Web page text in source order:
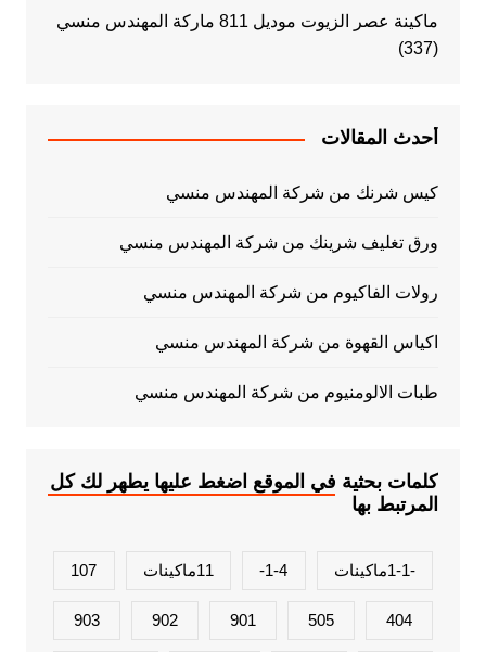
ماكينة عصر الزيوت موديل 811 ماركة المهندس منسي
(337)
أحدث المقالات
كيس شرنك من شركة المهندس منسي
ورق تغليف شرينك من شركة المهندس منسي
رولات الفاكيوم من شركة المهندس منسي
اكياس القهوة من شركة المهندس منسي
طبات الالومنيوم من شركة المهندس منسي
كلمات بحثية في الموقع اضغط عليها يطهر لك كل
المرتبط بها
-1-1ماكينات 1-4- 11ماكينات 107
404
505
901
902
903